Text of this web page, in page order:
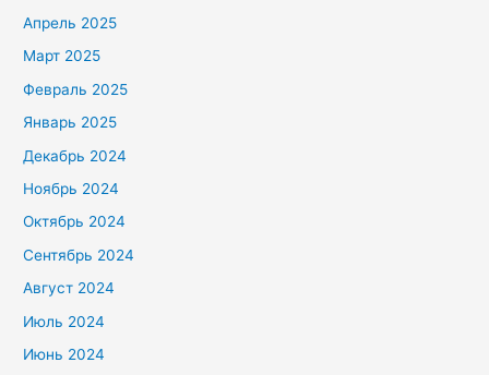
Апрель 2025
Март 2025
Февраль 2025
Январь 2025
Декабрь 2024
Ноябрь 2024
Октябрь 2024
Сентябрь 2024
Август 2024
Июль 2024
Июнь 2024